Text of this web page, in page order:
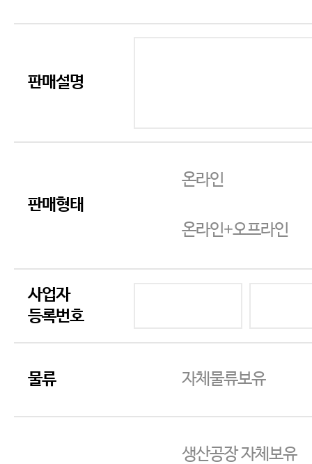
판매설명
판매형태
온라인
온라인+오프라인
사업자
등록번호
물류 자체물류보유
생산공장 자체보유